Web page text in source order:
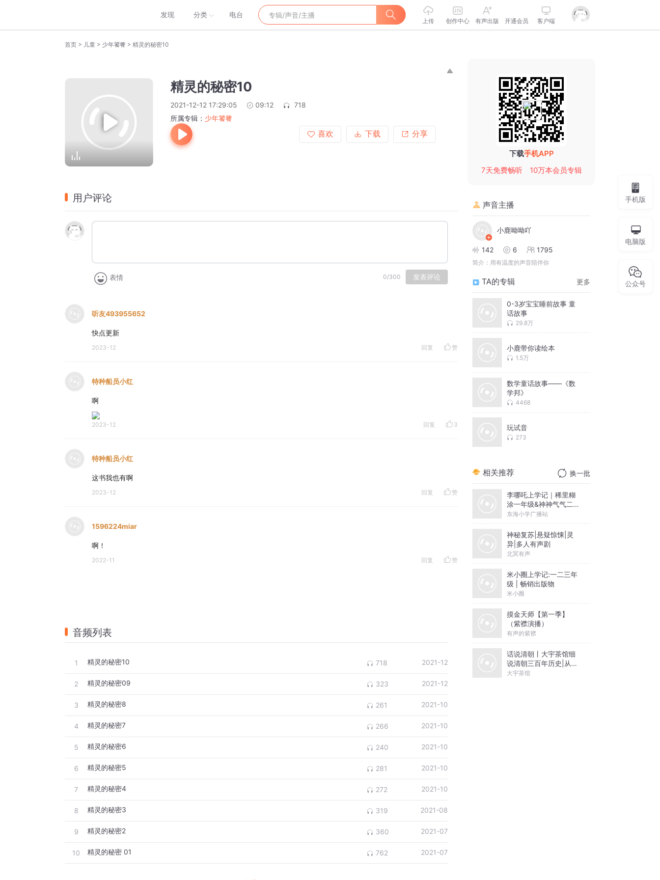
发现 分类 电台
上传 创作中心 有声出版 开通会员 客户端
首页 > 儿童 > 少年饕餮 > 精灵的秘密10
精灵的秘密10
2021-12-12 17:29:05 09:12
718
所属专辑： 少年饕餮
喜欢
下载 分享
用户评论
表情 0/300 发表评论
听友493955652
快点更新
2023-12 回复 赞
特种船员小红
啊
2023-12 回复 3
特种船员小红
这书我也有啊
2023-12 回复 赞
1596224miar
啊！
2022-11 回复 赞
音频列表
1 精灵的秘密10 718 2021-12
2 精灵的秘密09 323 2021-12
3 精灵的秘密8 261 2021-10
4 精灵的秘密7 266 2021-10
5 精灵的秘密6 240 2021-10
6 精灵的秘密5 281 2021-10
7 精灵的秘密4 272 2021-10
8 精灵的秘密3 319 2021-08
9 精灵的秘密2 360 2021-07
10 精灵的秘密 01 762 2021-07
下载手机APP
7天免费畅听
10万本会员专辑
声音主播
小鹿呦呦吖
142 6 1795
简介： 用有温度的声音陪伴你
TA的专辑 更多
0-3岁宝宝睡前故事 童
话故事
29.8万
小鹿带你读绘本
1.5万
数学童话故事——《数
学邦》
4468
玩试音
273
相关推荐 换一批
李哪吒上学记｜稀里糊
涂一年级&神神气气二年
级
东海小学广播站
神秘复苏|悬疑惊悚|灵
异|多人有声剧
北冥有声
米小圈上学记:一二三年
级 | 畅销出版物
米小圈
摸金天师【第一季】
（紫襟演播）
有声的紫襟
话说清朝丨大宇茶馆细
说清朝三百年历史|从努
尔哈赤到末代皇帝溥仪|
大宇茶馆
手机版
电脑版
公众号